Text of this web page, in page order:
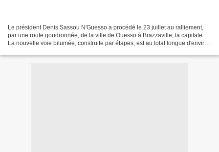
Le président Denis Sassou N'Guesso a procédé le 23 juillet au ralliement,
par une route goudronnée, de la ville de Ouesso à Brazzaville, la capitale.
La nouvelle voie bitumée, construite par étapes, est au total longue d'environ